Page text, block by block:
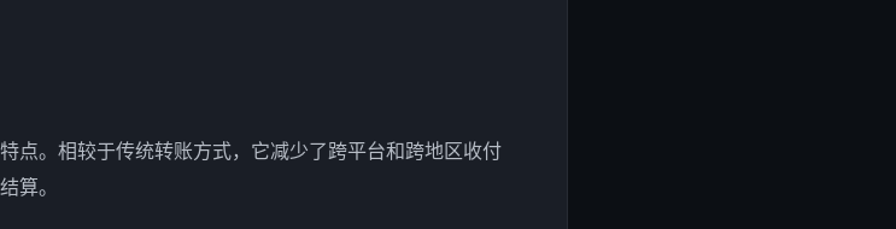
点。相较于传统转账方式，它减少了跨平台和跨地区收付
算。